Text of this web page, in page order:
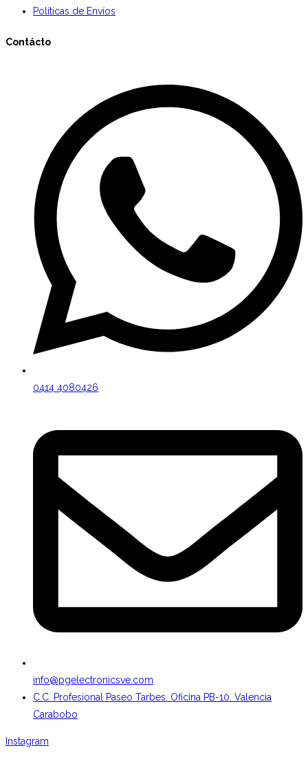
Políticas de Envíos
Contácto
0414 4080426
info@pgelectronicsve.com
C.C. Profesional Paseo Tarbes. Oficina PB-10. Valencia
Carabobo
Instagram